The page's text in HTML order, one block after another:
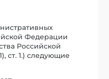
Федерации
Российской
ст. 1.) следующие